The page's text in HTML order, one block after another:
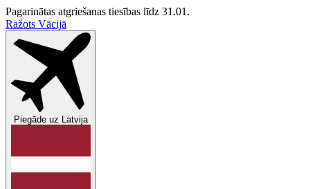
Pagarinātas atgriešanas tiesības līdz 31.01.
Ražots Vācijā
Piegāde uz Latvija